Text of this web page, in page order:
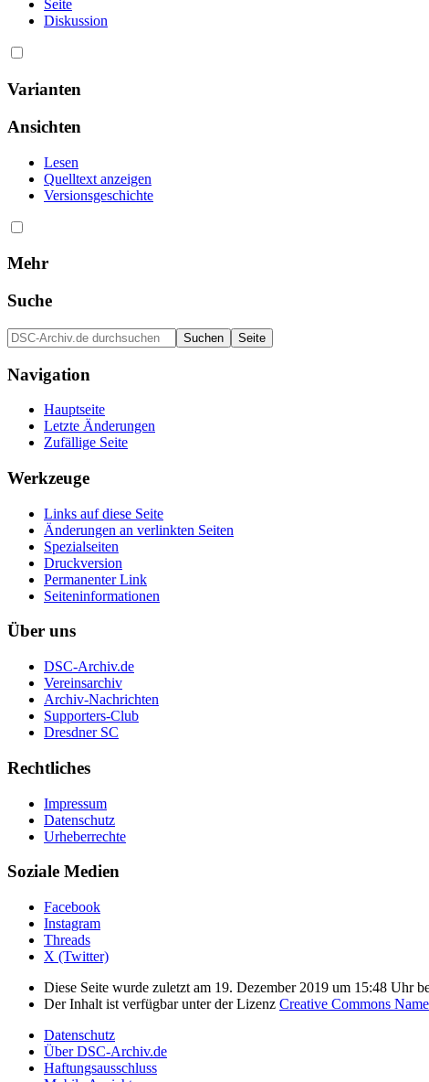
Seite
Diskussion
Varianten
Ansichten
Lesen
Quelltext anzeigen
Versionsgeschichte
Mehr
Suche
Navigation
Hauptseite
Letzte Änderungen
Zufällige Seite
Werkzeuge
Links auf diese Seite
Änderungen an verlinkten Seiten
Spezialseiten
Druckversion
Permanenter Link
Seiten­informationen
Über uns
DSC-Archiv.de
Vereinsarchiv
Archiv-Nachrichten
Supporters-Club
Dresdner SC
Rechtliches
Impressum
Datenschutz
Urheberrechte
Soziale Medien
Facebook
Instagram
Threads
X (Twitter)
Diese Seite wurde zuletzt am 19. Dezember 2019 um 15:48 Uhr
Der Inhalt ist verfügbar unter der Lizenz Creative Commons
Datenschutz
Über DSC-Archiv.de
Haftungsausschluss